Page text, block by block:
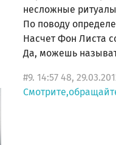
несложные
По поводу
Насчет Фон Листа
Да, можешь
#9. 14:57 48,